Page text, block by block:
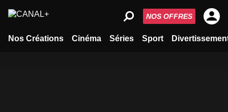
Nos Créations Cinéma Séries Sport
NOS OFFRES